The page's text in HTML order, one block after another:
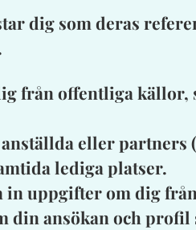
dig som deras
från offentliga
eller
lediga platser.
in uppgifter om dig
din ansökan och profil